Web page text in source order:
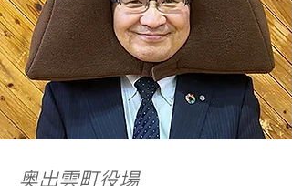
​奥出雲町役場